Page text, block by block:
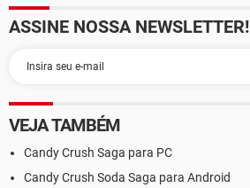
ASSINE NOSSA NEWSLETTER!
VEJA TAMBÉM
Candy Crush Saga para PC
Candy Crush Soda Saga para Android